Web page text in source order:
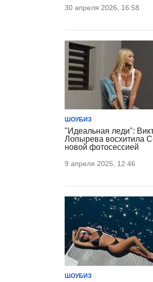
30 апреля 2026, 16:58
ШОУБИЗ
"Идеальная леди":
Лопырева восхитила
новой фотосессией
9 апреля 2025, 12:46
ШОУБИЗ